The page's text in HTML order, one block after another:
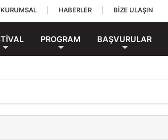
KURUMSAL HABERLER BİZE ULAŞIN
PROGRAM BAŞVURULAR